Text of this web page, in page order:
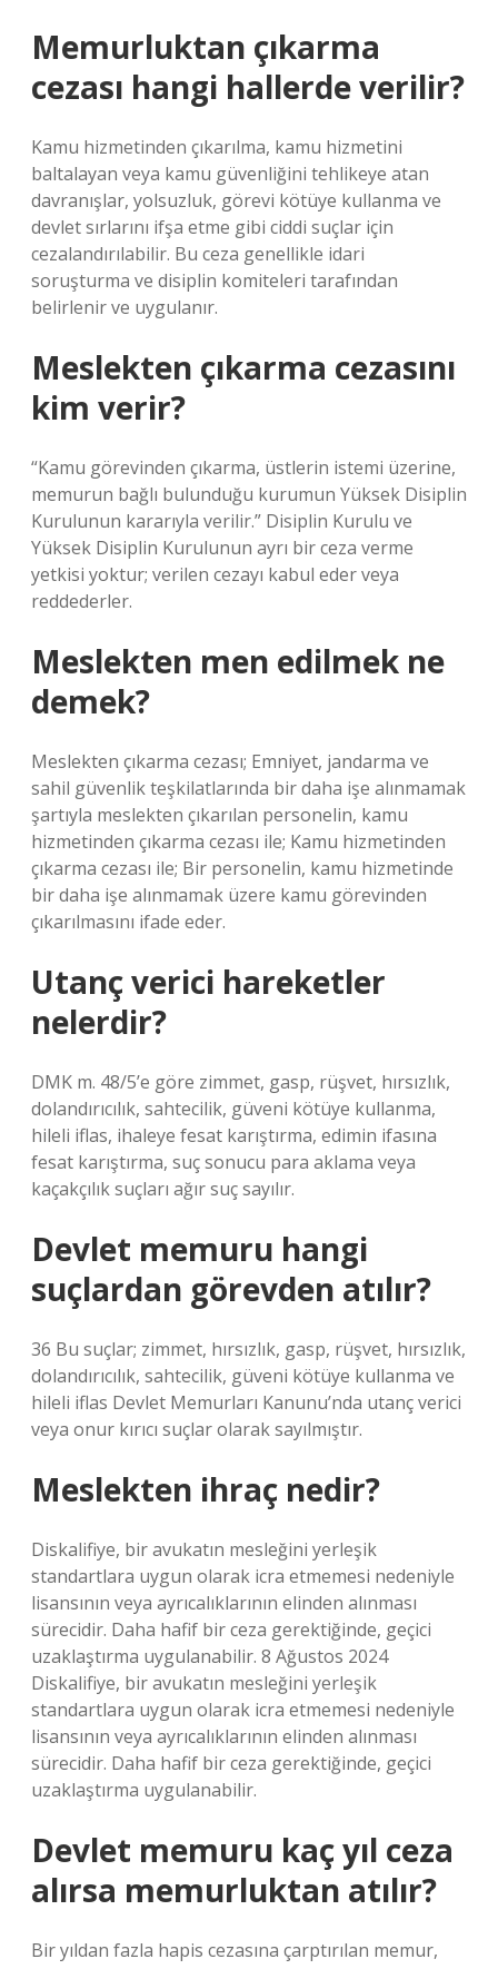
Memurluktan çıkarma
cezası hangi hallerde verilir?
Kamu hizmetinden çıkarılma, kamu hizmetini
baltalayan veya kamu güvenliğini tehlikeye atan
davranışlar, yolsuzluk, görevi kötüye kullanma ve
devlet sırlarını ifşa etme gibi ciddi suçlar için
cezalandırılabilir. Bu ceza genellikle idari
soruşturma ve disiplin komiteleri tarafından
belirlenir ve uygulanır.
Meslekten çıkarma cezasını
kim verir?
“Kamu görevinden çıkarma, üstlerin istemi üzerine,
memurun bağlı bulunduğu kurumun Yüksek Disiplin
Kurulunun kararıyla verilir.” Disiplin Kurulu ve
Yüksek Disiplin Kurulunun ayrı bir ceza verme
yetkisi yoktur; verilen cezayı kabul eder veya
reddederler.
Meslekten men edilmek ne
demek?
Meslekten çıkarma cezası; Emniyet, jandarma ve
sahil güvenlik teşkilatlarında bir daha işe alınmamak
şartıyla meslekten çıkarılan personelin, kamu
hizmetinden çıkarma cezası ile; Kamu hizmetinden
çıkarma cezası ile; Bir personelin, kamu hizmetinde
bir daha işe alınmamak üzere kamu görevinden
çıkarılmasını ifade eder.
Utanç verici hareketler
nelerdir?
DMK m. 48/5’e göre zimmet, gasp, rüşvet, hırsızlık,
dolandırıcılık, sahtecilik, güveni kötüye kullanma,
hileli iflas, ihaleye fesat karıştırma, edimin ifasına
fesat karıştırma, suç sonucu para aklama veya
kaçakçılık suçları ağır suç sayılır.
Devlet memuru hangi
suçlardan görevden atılır?
36 Bu suçlar; zimmet, hırsızlık, gasp, rüşvet, hırsızlık,
dolandırıcılık, sahtecilik, güveni kötüye kullanma ve
hileli iflas Devlet Memurları Kanunu’nda utanç verici
veya onur kırıcı suçlar olarak sayılmıştır.
Meslekten ihraç nedir?
Diskalifiye, bir avukatın mesleğini yerleşik
standartlara uygun olarak icra etmemesi nedeniyle
lisansının veya ayrıcalıklarının elinden alınması
sürecidir. Daha hafif bir ceza gerektiğinde, geçici
uzaklaştırma uygulanabilir. 8 Ağustos 2024
Diskalifiye, bir avukatın mesleğini yerleşik
standartlara uygun olarak icra etmemesi nedeniyle
lisansının veya ayrıcalıklarının elinden alınması
sürecidir. Daha hafif bir ceza gerektiğinde, geçici
uzaklaştırma uygulanabilir.
Devlet memuru kaç yıl ceza
alırsa memurluktan atılır?
Bir yıldan fazla hapis cezasına çarptırılan memur,